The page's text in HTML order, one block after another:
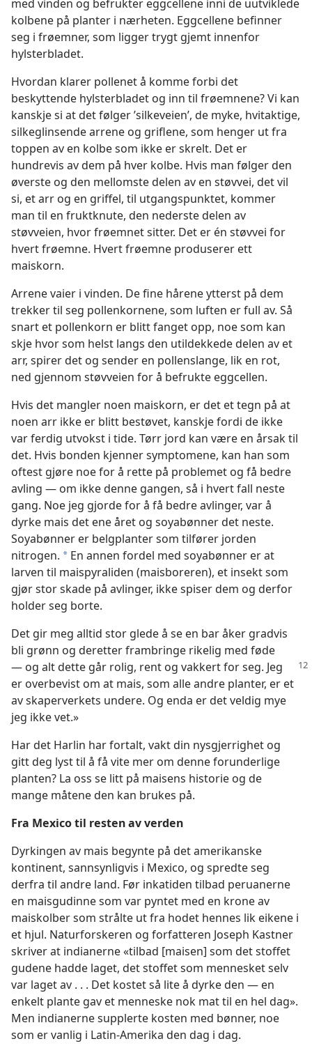
med vinden og befrukter eggcellene inni de uutviklede
kolbene på planter i nærheten. Eggcellene befinner
seg i frøemner, som ligger trygt gjemt innenfor
hylsterbladet.
Hvordan klarer pollenet å komme forbi det
beskyttende hylsterbladet og inn til frøemnene? Vi kan
kanskje si at det følger ’silkeveien’, de myke, hvitaktige,
silkeglinsende arrene og griflene, som henger ut fra
toppen av en kolbe som ikke er skrelt. Det er
hundrevis av dem på hver kolbe. Hvis man følger den
øverste og den mellomste delen av en støvvei, det vil
si, et arr og en griffel, til utgangspunktet, kommer
man til en fruktknute, den nederste delen av
støvveien, hvor frøemnet sitter. Det er én støvvei for
hvert frøemne. Hvert frøemne produserer ett
maiskorn.
Arrene vaier i vinden. De fine hårene ytterst på dem
trekker til seg pollenkornene, som luften er full av. Så
snart et pollenkorn er blitt fanget opp, noe som kan
skje hvor som helst langs den utildekkede delen av et
arr, spirer det og sender en pollenslange, lik en rot,
ned gjennom støvveien for å befrukte eggcellen.
Hvis det mangler noen maiskorn, er det et tegn på at
noen arr ikke er blitt bestøvet, kanskje fordi de ikke
var ferdig utvokst i tide. Tørr jord kan være en årsak til
det. Hvis bonden kjenner symptomene, kan han som
oftest gjøre noe for å rette på problemet og få bedre
avling — om ikke denne gangen, så i hvert fall neste
gang. Noe jeg gjorde for å få bedre avlinger, var å
dyrke mais det ene året og soyabønner det neste.
Soyabønner er belgplanter som tilfører jorden
nitrogen. * En annen fordel med soyabønner er at
larven til maispyraliden (maisboreren), et insekt som
gjør stor skade på avlinger, ikke spiser dem og derfor
holder seg borte.
Det gir meg alltid stor glede å se en bar åker gradvis
bli grønn og deretter frambringe rikelig med føde
— og alt dette går rolig, rent og vakkert for seg. Jeg
er overbevist om at mais, som alle andre planter, er et
av skaperverkets undere. Og enda er det veldig mye
jeg ikke vet.»
Har det Harlin har fortalt, vakt din nysgjerrighet og
gitt deg lyst til å få vite mer om denne forunderlige
planten? La oss se litt på maisens historie og de
mange måtene den kan brukes på.
Fra Mexico til resten av verden
Dyrkingen av mais begynte på det amerikanske
kontinent, sannsynligvis i Mexico, og spredte seg
derfra til andre land. Før inkatiden tilbad peruanerne
en maisgudinne som var pyntet med en krone av
maiskolber som strålte ut fra hodet hennes lik eikene i
et hjul. Naturforskeren og forfatteren Joseph Kastner
skriver at indianerne «tilbad [maisen] som det stoffet
gudene hadde laget, det stoffet som mennesket selv
var laget av . . . Det kostet så lite å dyrke den — en
enkelt plante gav et menneske nok mat til en hel dag».
Men indianerne supplerte kosten med bønner, noe
som er vanlig i Latin-Amerika den dag i dag.